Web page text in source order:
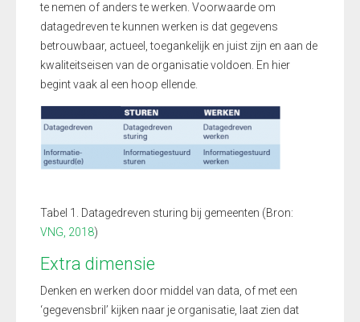
te nemen of anders te werken. Voorwaarde om
datagedreven te kunnen werken is dat gegevens
betrouwbaar, actueel, toegankelijk en juist zijn en aan de
kwaliteitseisen van de organisatie voldoen. En hier
begint vaak al een hoop ellende.
Tabel 1. Datagedreven sturing bij gemeenten (Bron:
VNG, 2018)
Extra dimensie
Denken en werken door middel van data, of met een
‘gegevensbril’ kijken naar je organisatie, laat zien dat